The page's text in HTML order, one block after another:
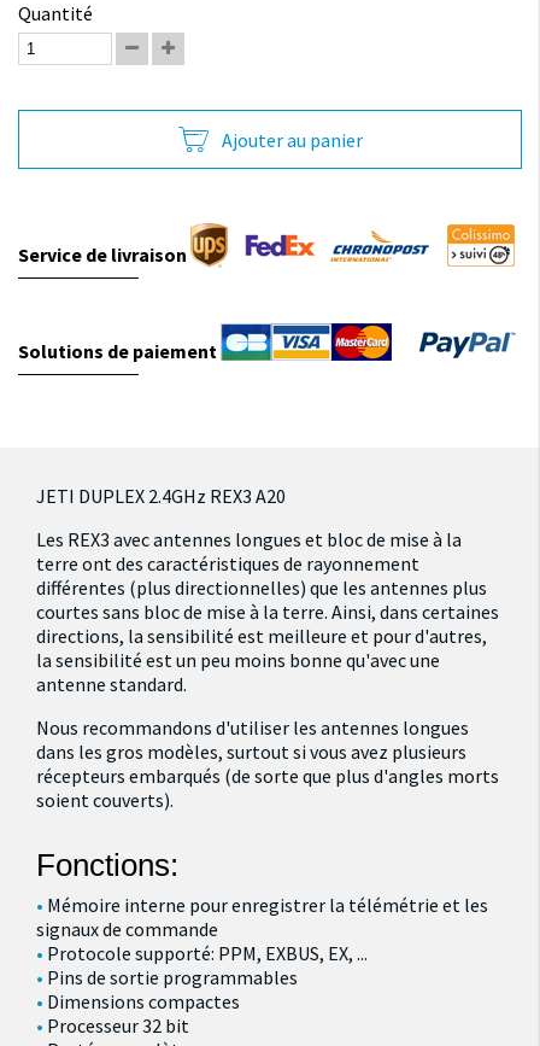
Quantité
Ajouter au panier
Service de livraison
Solutions de paiement
JETI DUPLEX 2.4GHz REX3 A20
Les REX3 avec antennes longues et bloc de mise à la
terre ont des caractéristiques de rayonnement
différentes (plus directionnelles) que les antennes plus
courtes sans bloc de mise à la terre. Ainsi, dans certaines
directions, la sensibilité est meilleure et pour d'autres,
la sensibilité est un peu moins bonne qu'avec une
antenne standard.
Nous recommandons d'utiliser les antennes longues
dans les gros modèles, surtout si vous avez plusieurs
récepteurs embarqués (de sorte que plus d'angles morts
soient couverts).
Fonctions:
Mémoire interne pour enregistrer la télémétrie et les
signaux de commande
Protocole supporté: PPM, EXBUS, EX, ...
Pins de sortie programmables
Dimensions compactes
Processeur 32 bit